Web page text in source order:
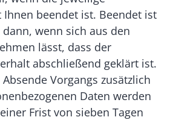
beendet ist. Beendet ist
wenn sich aus den
lässt, dass der
abschließend geklärt ist.
Vorgangs zusätzlich
Daten werden
Frist von sieben Tagen